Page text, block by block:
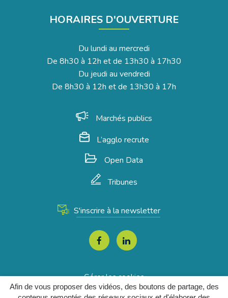
Afin de vous proposer des vidéos, des boutons de partage, des
HORAIRES D'OUVERTURE
Du lundi au mercredi
De 8h30 à 12h et de 13h30 à 17h30
Du jeudi au vendredi
De 8h30 à 12h et de 13h30 à 17h
Marchés publics
L’agglo recrute
Open Data
Tribunes
S'inscrire à la newsletter
Lien
compte
Facebook
Lien
compte
Linkedin
Gérer les cookies
Mentions Légales